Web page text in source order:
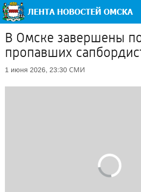
В Омске завершены
пропавших
1 июня 2026, 23:30 СМИ